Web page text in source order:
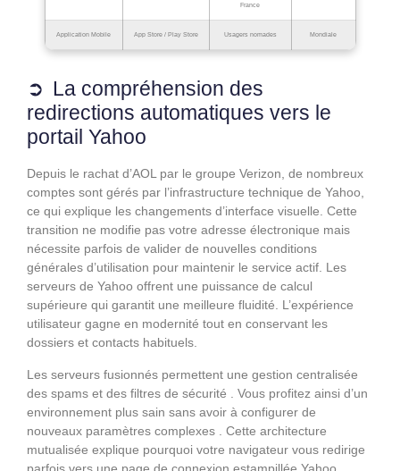
France
Application Mobile App Store / Play Store Usagers nomades Mondiale
La compréhension des
redirections automatiques vers le
portail Yahoo
Depuis le rachat d’AOL par le groupe Verizon, de nombreux
comptes sont gérés par l’infrastructure technique de Yahoo,
ce qui explique les changements d’interface visuelle. Cette
transition ne modifie pas votre adresse électronique mais
nécessite parfois de valider de nouvelles conditions
générales d’utilisation pour maintenir le service actif. Les
serveurs de Yahoo offrent une puissance de calcul
supérieure qui garantit une meilleure fluidité. L’expérience
utilisateur gagne en modernité tout en conservant les
dossiers et contacts habituels.
Les serveurs fusionnés permettent une gestion centralisée
des spams et des filtres de sécurité . Vous profitez ainsi d’un
environnement plus sain sans avoir à configurer de
nouveaux paramètres complexes . Cette architecture
mutualisée explique pourquoi votre navigateur vous redirige
parfois vers une page de connexion estampillée Yahoo .